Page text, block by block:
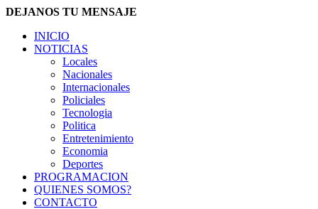
DEJANOS TU MENSAJE
INICIO
NOTICIAS
Locales
Nacionales
Internacionales
Policiales
Tecnologia
Politica
Entretenimiento
Economia
Deportes
PROGRAMACION
QUIENES SOMOS?
CONTACTO